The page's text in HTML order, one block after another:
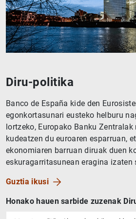
Diru-politika
Banco de España kide den
egonkortasunari eusteko helburu
lortzeko, Europako Banku
kudeatzen du euroaren esparruan,
ekonomiaren barruan diruak duen
eskuragarritasunean eragina izaten
Guztia ikusi
Honako hauen sarbide zuzenak